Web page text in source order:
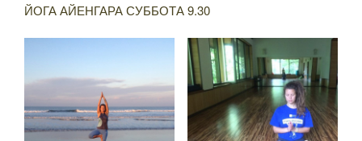
ЙОГА АЙЕНГАРА СУББОТА 9.30